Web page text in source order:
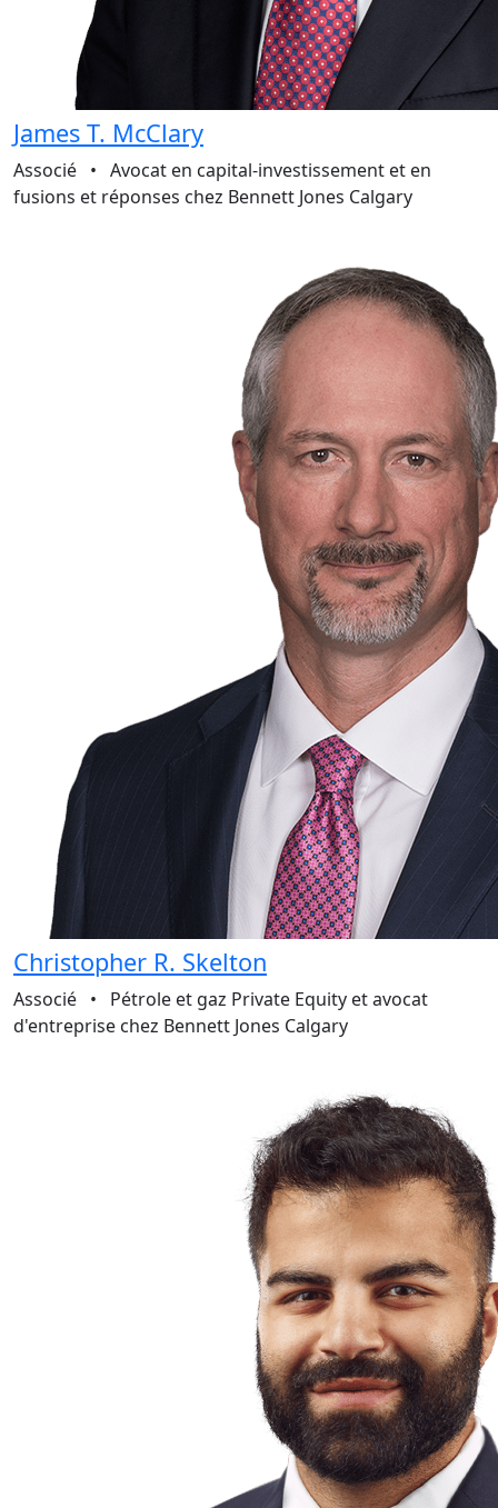
James T. McClary
Associé • Avocat en capital-investissement et en
fusions et réponses chez Bennett Jones Calgary
Christopher R. Skelton
Associé • Pétrole et gaz Private Equity et avocat
d'entreprise chez Bennett Jones Calgary